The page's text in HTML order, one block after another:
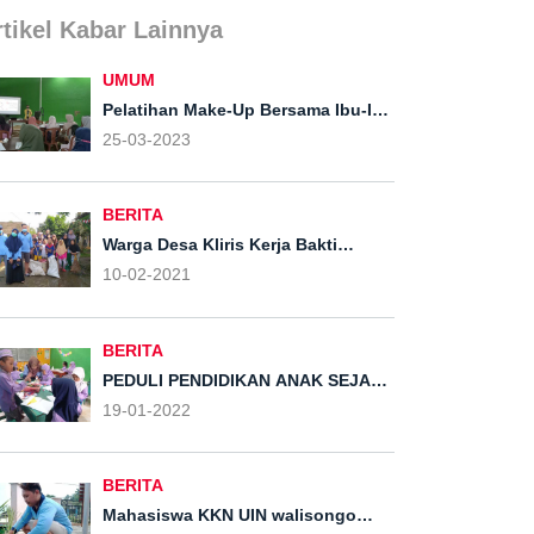
Kabar Lainnya
UMUM
Pelatihan Make-Up Bersama Ibu-Ibu
UNNES GIAT 4
25-03-2023
BERITA
Warga Desa Kliris Kerja Bakti
Bersama Mahasiswa KKN MIT DR XI
Kelompok 56 UIN Walisongo
Lingkungan Sekitar
10-02-2021
BERITA
PEDULI PENDIDIKAN ANAK SEJAK
19-01-2022
BERITA
Mahasiswa KKN UIN walisongo